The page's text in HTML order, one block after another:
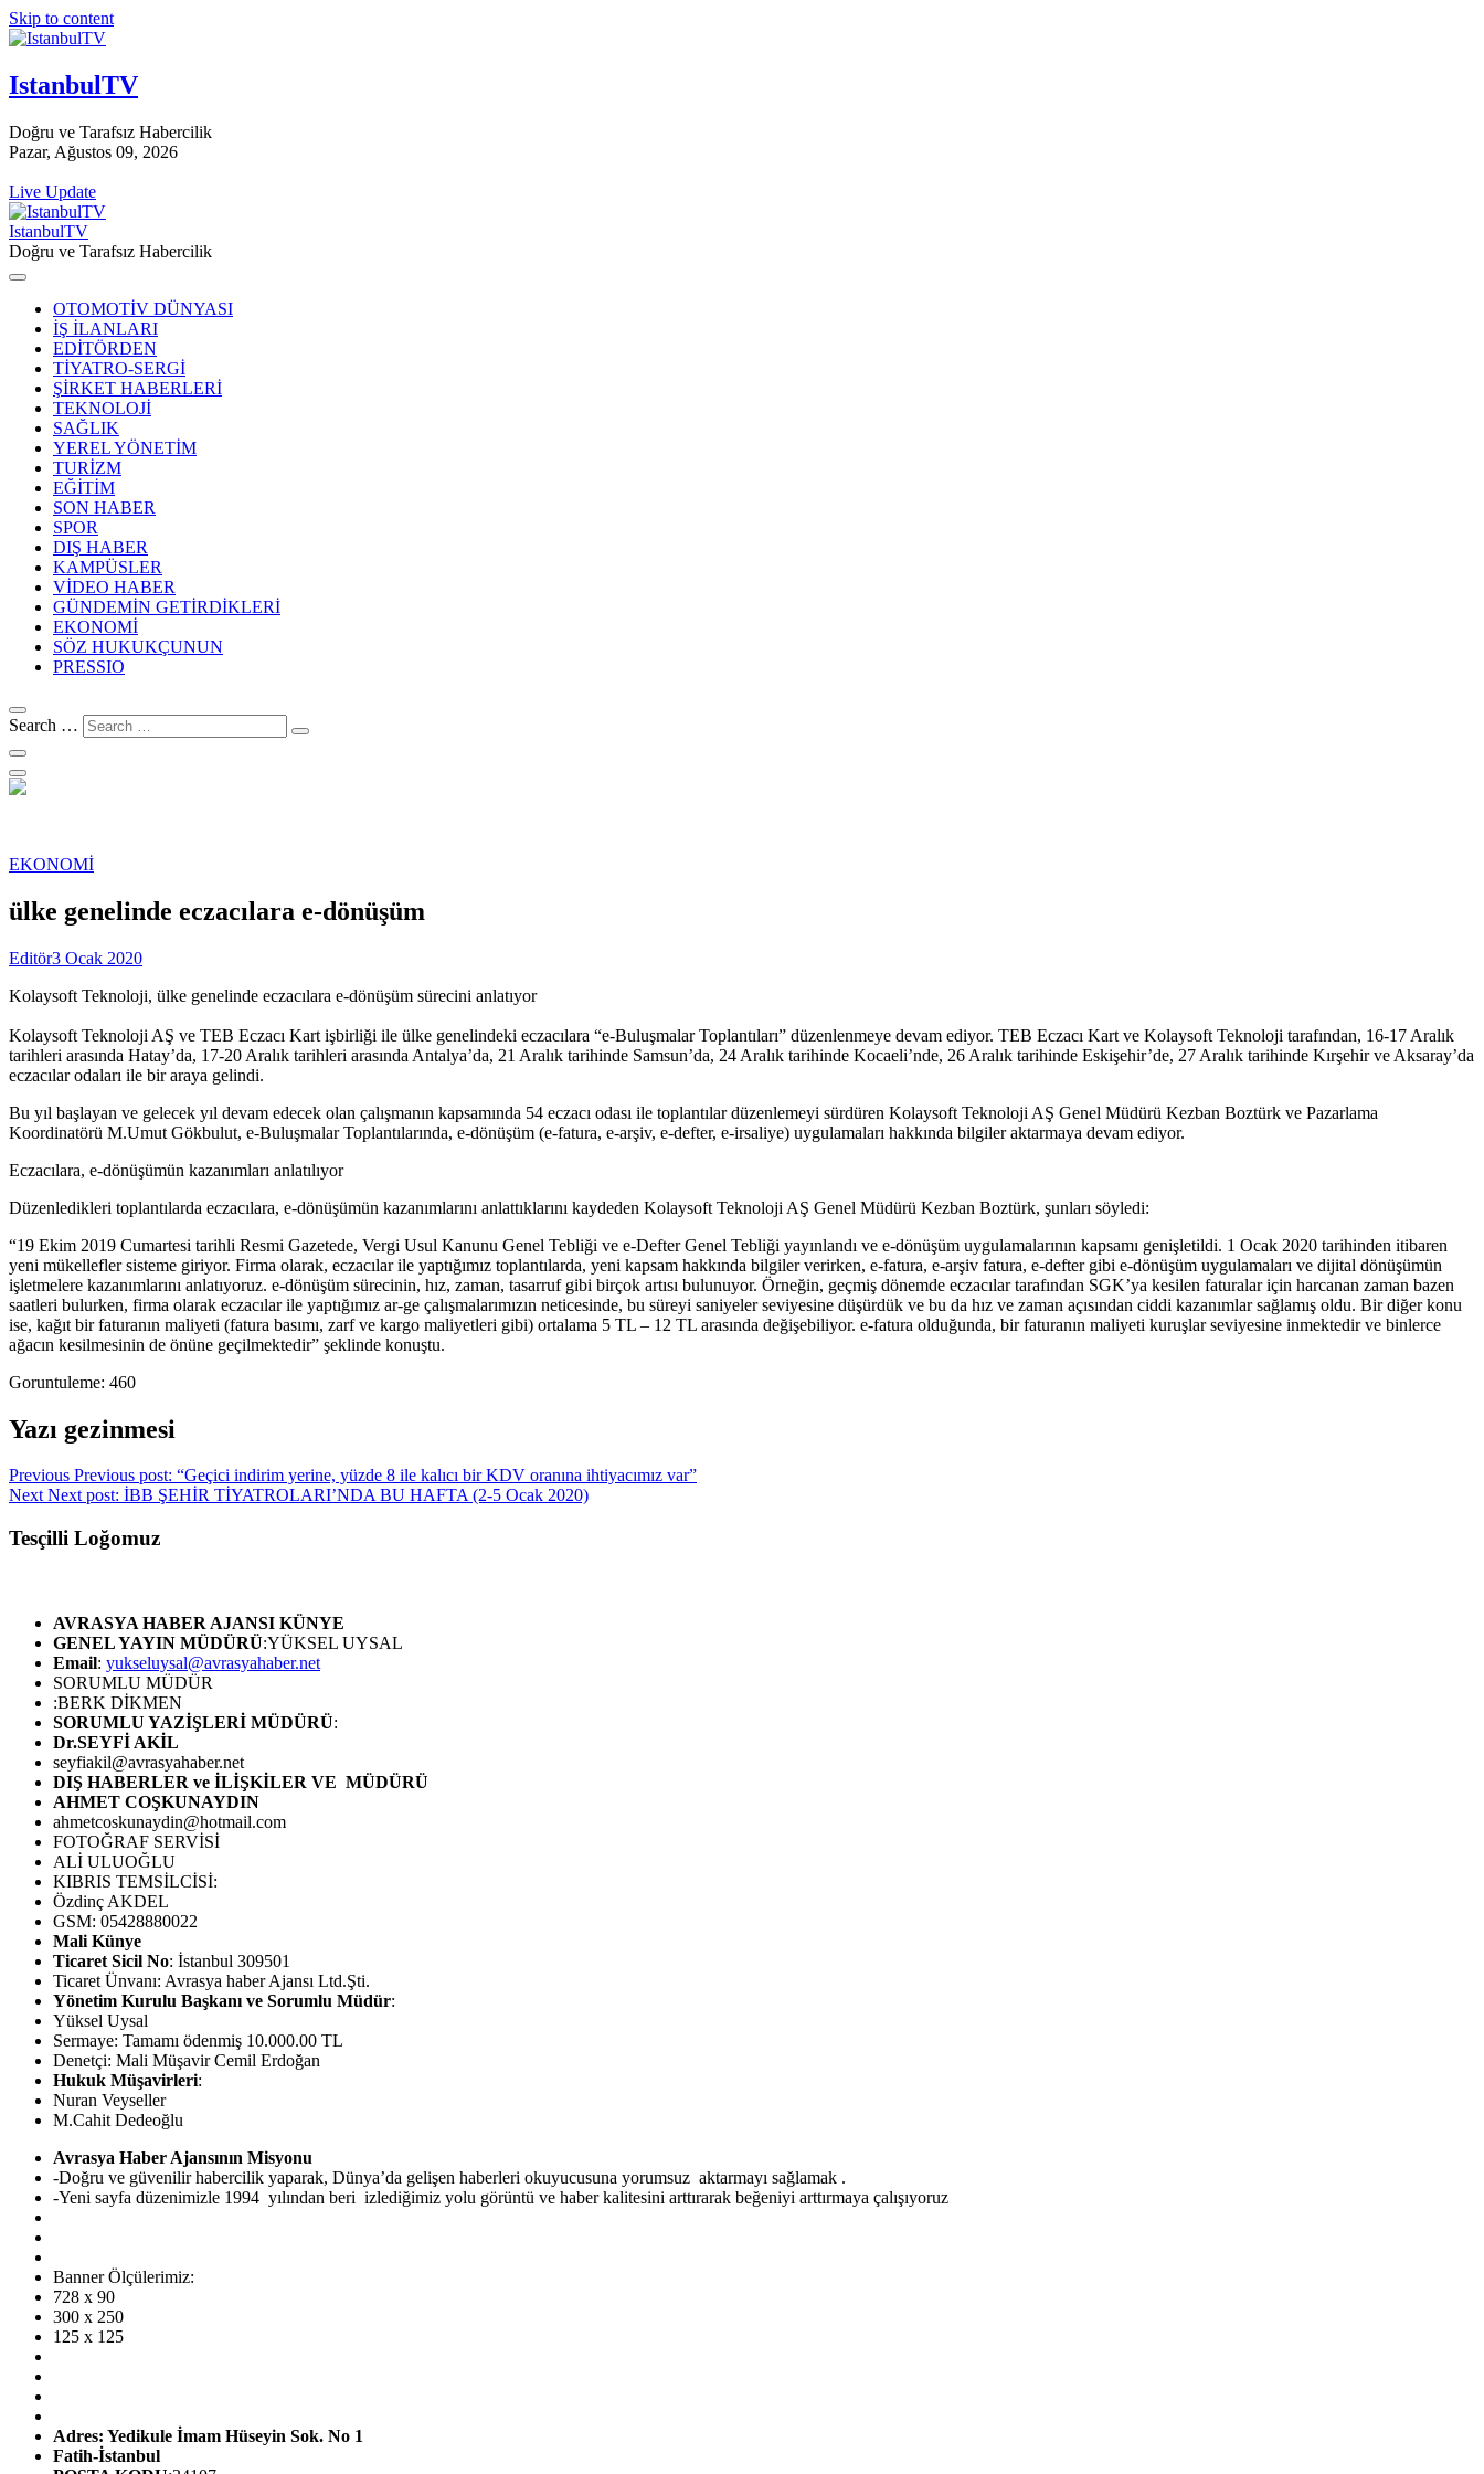
Skip to content
IstanbulTV
Doğru ve Tarafsız Habercilik
Pazar, Ağustos 09, 2026
Live Update
IstanbulTV
Doğru ve Tarafsız Habercilik
OTOMOTİV DÜNYASI
İŞ İLANLARI
EDİTÖRDEN
TİYATRO-SERGİ
ŞİRKET HABERLERİ
TEKNOLOJİ
SAĞLIK
YEREL YÖNETİM
TURİZM
EĞİTİM
SON HABER
SPOR
DIŞ HABER
KAMPÜSLER
VİDEO HABER
GÜNDEMİN GETİRDİKLERİ
EKONOMİ
SÖZ HUKUKÇUNUN
PRESSIO
Search …
EKONOMİ
ülke genelinde eczacılara e-dönüşüm
Editör3 Ocak 2020
Kolaysoft Teknoloji, ülke genelinde eczacılara e-dönüşüm sürecini anlatıyor
Kolaysoft Teknoloji AŞ ve TEB Eczacı Kart işbirliği ile ülke genelindeki eczacılara “e-Buluşmalar Toplantıları” düzenlenmeye devam ediyor. TEB Eczacı Kart ve Kolaysoft Teknoloji tarafından, 16-17 Aralık
tarihleri arasında Hatay’da, 17-20 Aralık tarihleri arasında Antalya’da, 21 Aralık tarihinde Samsun’da, 24 Aralık tarihinde Kocaeli’nde, 26 Aralık tarihinde Eskişehir’de, 27 Aralık tarihinde Kırşehir ve Aksaray’da
eczacılar odaları ile bir araya gelindi.
Bu yıl başlayan ve gelecek yıl devam edecek olan çalışmanın kapsamında 54 eczacı odası ile toplantılar düzenlemeyi sürdüren Kolaysoft Teknoloji AŞ Genel Müdürü Kezban Boztürk ve Pazarlama
Koordinatörü M.Umut Gökbulut, e-Buluşmalar Toplantılarında, e-dönüşüm (e-fatura, e-arşiv, e-defter, e-irsaliye) uygulamaları hakkında bilgiler aktarmaya devam ediyor.
Eczacılara, e-dönüşümün kazanımları anlatılıyor
Düzenledikleri toplantılarda eczacılara, e-dönüşümün kazanımlarını anlattıklarını kaydeden Kolaysoft Teknoloji AŞ Genel Müdürü Kezban Boztürk, şunları söyledi:
“19 Ekim 2019 Cumartesi tarihli Resmi Gazetede, Vergi Usul Kanunu Genel Tebliği ve e-Defter Genel Tebliği yayınlandı ve e-dönüşüm uygulamalarının kapsamı genişletildi. 1 Ocak 2020 tarihinden itibaren
yeni mükellefler sisteme giriyor. Firma olarak, eczacılar ile yaptığımız toplantılarda, yeni kapsam hakkında bilgiler verirken, e-fatura, e-arşiv fatura, e-defter gibi e-dönüşüm uygulamaları ve dijital dönüşümün
işletmelere kazanımlarını anlatıyoruz. e-dönüşüm sürecinin, hız, zaman, tasarruf gibi birçok artısı bulunuyor. Örneğin, geçmiş dönemde eczacılar tarafından SGK’ya kesilen faturalar için harcanan zaman bazen
saatleri bulurken, firma olarak eczacılar ile yaptığımız ar-ge çalışmalarımızın neticesinde, bu süreyi saniyeler seviyesine düşürdük ve bu da hız ve zaman açısından ciddi kazanımlar sağlamış oldu. Bir diğer konu
ise, kağıt bir faturanın maliyeti (fatura basımı, zarf ve kargo maliyetleri gibi) ortalama 5 TL – 12 TL arasında değişebiliyor. e-fatura olduğunda, bir faturanın maliyeti kuruşlar seviyesine inmektedir ve binlerce
ağacın kesilmesinin de önüne geçilmektedir” şeklinde konuştu.
Goruntuleme: 460
Yazı gezinmesi
Previous Previous post: “Geçici indirim yerine, yüzde 8 ile kalıcı bir KDV oranına ihtiyacımız var”
Next Next post: İBB ŞEHİR TİYATROLARI’NDA BU HAFTA (2-5 Ocak 2020)
Tesçilli Loğomuz
AVRASYA HABER AJANSI KÜNYE
GENEL YAYIN MÜDÜRÜ:YÜKSEL UYSAL
Email: yukseluysal@avrasyahaber.net
SORUMLU MÜDÜR
:BERK DİKMEN
SORUMLU YAZİŞLERİ MÜDÜRÜ:
Dr.SEYFİ AKİL
seyfiakil@avrasyahaber.net
DIŞ HABERLER ve İLİŞKİLER VE MÜDÜRÜ
AHMET COŞKUNAYDIN
ahmetcoskunaydin@hotmail.com
FOTOĞRAF SERVİSİ
ALİ ULUOĞLU
KIBRIS TEMSİLCİSİ:
Özdinç AKDEL
GSM: 05428880022
Mali Künye
Ticaret Sicil No: İstanbul 309501
Ticaret Ünvanı: Avrasya haber Ajansı Ltd.Şti.
Yönetim Kurulu Başkanı ve Sorumlu Müdür:
Yüksel Uysal
Sermaye: Tamamı ödenmiş 10.000.00 TL
Denetçi: Mali Müşavir Cemil Erdoğan
Hukuk Müşavirleri:
Nuran Veyseller
M.Cahit Dedeoğlu
Avrasya Haber Ajansının Misyonu
-Doğru ve güvenilir habercilik yaparak, Dünya’da gelişen haberleri okuyucusuna yorumsuz aktarmayı sağlamak .
-Yeni sayfa düzenimizle 1994 yılından beri izlediğimiz yolu görüntü ve haber kalitesini arttırarak beğeniyi arttırmaya çalışıyoruz
Banner Ölçülerimiz:
728 x 90
300 x 250
125 x 125
Adres: Yedikule İmam Hüseyin Sok. No 1
Fatih-İstanbul